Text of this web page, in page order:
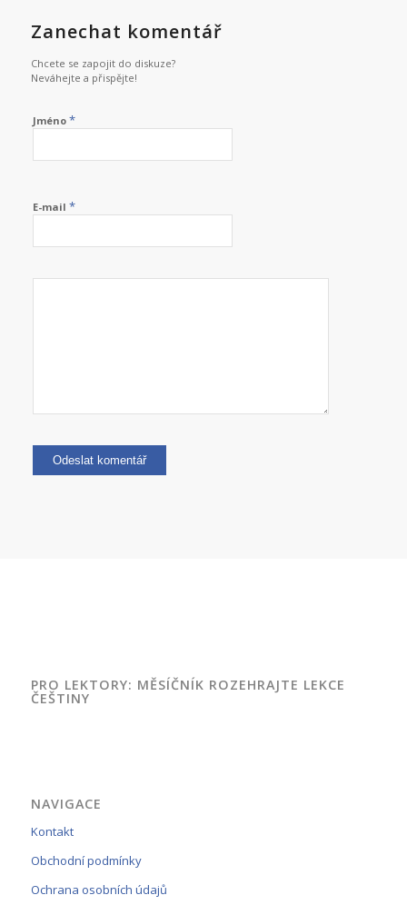
Zanechat komentář
Chcete se zapojit do diskuze?
Neváhejte a přispějte!
Jméno *
E-mail *
PRO LEKTORY: MĚSÍČNÍK ROZEHRAJTE LEKCE
ČEŠTINY
NAVIGACE
Kontakt
Obchodní podmínky
Ochrana osobních údajů